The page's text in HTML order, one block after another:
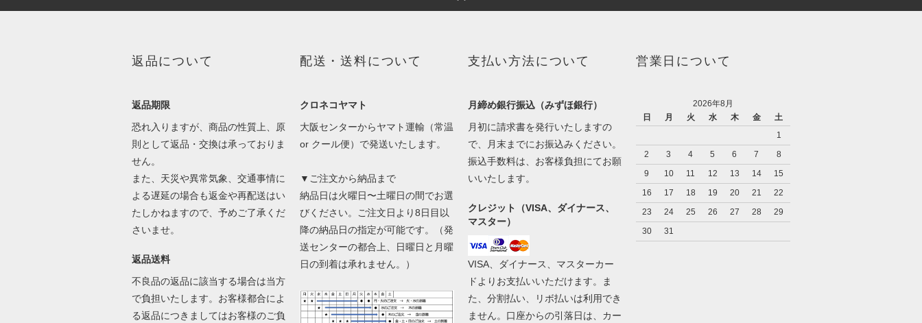
返品について
返品期限
恐れ入りますが、商品の性質上、原
則として返品・交換は承っておりま
せん。
また、天災や異常気象、交通事情に
よる遅延の場合も返金や再配送はい
たしかねますので、予めご了承くだ
さいませ。
返品送料
不良品の返品に該当する場合は当方
で負担いたします。お客様都合によ
る返品につきましてはお客様のご負
配送・送料について
クロネコヤマト
大阪センターからヤマト運輸（常温
or クール便）で発送いたします。
▼ご注文から納品まで
納品日は火曜日〜土曜日の間でお選
びください。ご注文日より8日目以
降の納品日の指定が可能です。（発
送センターの都合上、日曜日と月曜
日の到着は承れません。）
支払い方法について
月締め銀行振込（みずほ銀行）
月初に請求書を発行いたしますの
で、月末までにお振込みください。
振込手数料は、お客様負担にてお願
いいたします。
クレジット（VISA、ダイナース、
マスター）
VISA、ダイナース、マスターカー
ドよりお支払いいただけます。ま
た、分割払い、リボ払いは利用でき
ません。口座からの引落日は、カー
営業日について
2026年8月
日
月 火 水 木 金
土
1
2
3 4 5 6 7
8
9
10 11 12 13 14
15
16
17 18 19 20 21
22
23
24 25 26 27 28
29
30
31